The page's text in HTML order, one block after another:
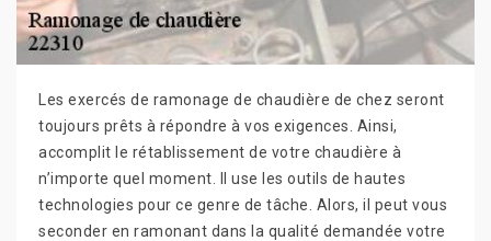
Les exercés de ramonage de chaudière de chez seront
toujours prêts à répondre à vos exigences. Ainsi,
accomplit le rétablissement de votre chaudière à
n’importe quel moment. Il use les outils de hautes
technologies pour ce genre de tâche. Alors, il peut vous
seconder en ramonant dans la qualité demandée votre